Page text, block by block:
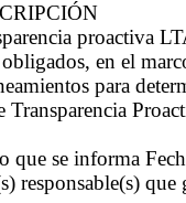
proactiva
en el
para
que se informa
responsable(s)